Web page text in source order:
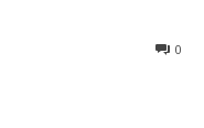
0